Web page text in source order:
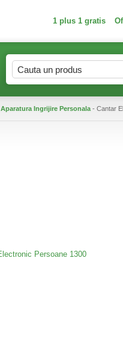
1 plus 1 gratis
Aparatura Ingrijire Personala - Cantar